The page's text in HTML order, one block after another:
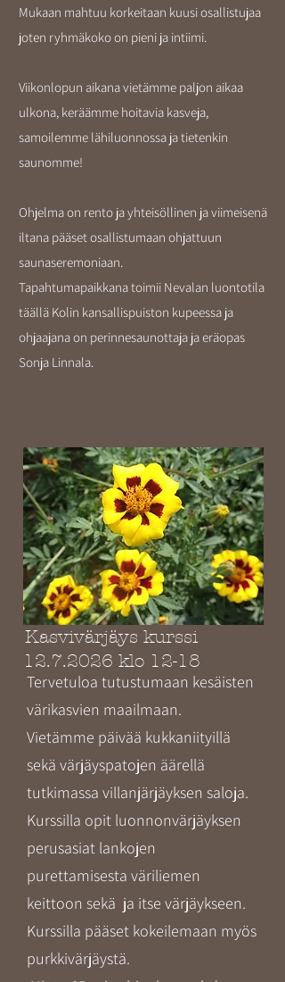
Mukaan mahtuu korkeitaan kuusi osallistujaa
joten ryhmäkoko on pieni ja intiimi.
Viikonlopun aikana vietämme paljon aikaa
ulkona, keräämme hoitavia kasveja,
samoilemme lähiluonnossa ja tietenkin
saunomme!
Ohjelma on rento ja yhteisöllinen ja viimeisenä
iltana pääset osallistumaan ohjattuun
saunaseremoniaan.
Tapahtumapaikkana toimii Nevalan luontotila
täällä Kolin kansallispuiston kupeessa ja
ohjaajana on perinnesaunottaja ja eräopas
Sonja Linnala.
Kasvivärjäys kurssi
12.7.2026 klo 12-18
Tervetuloa tutustumaan kesäisten
värikasvien maailmaan.
Vietämme päivää kukkaniityillä
sekä värjäyspatojen äärellä
tutkimassa villanjärjäyksen saloja.
Kurssilla opit luonnonvärjäyksen
perusasiat lankojen
purettamisesta väriliemen
keittoon sekä ja itse värjäykseen.
Kurssilla pääset kokeilemaan myös
purkkivärjäystä.